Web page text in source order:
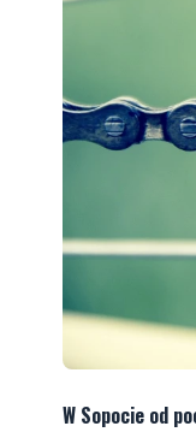
W Sopocie od